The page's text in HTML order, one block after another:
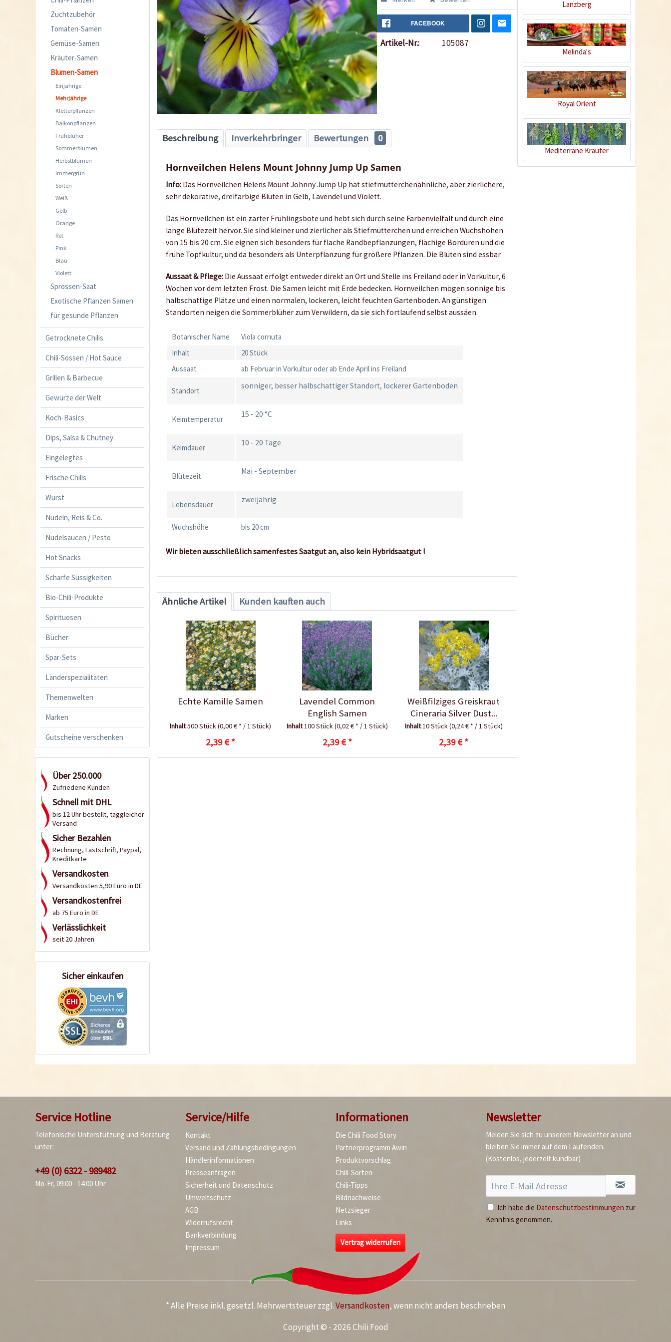
Zuchtzubehör
Tomaten-Samen
Gemüse-Samen
Kräuter-Samen
Blumen-Samen
Einjährige
Mehrjährige
Kletterpflanzen
Balkonpflanzen
Frühblüher
Sommerblumen
Herbstblumen
Immergrün
Sorten
Weiß
Gelb
Orange
Rot
Pink
Blau
Violett
Sprossen-Saat
Exotische Pflanzen Samen
für gesunde Pflanzen
Getrocknete Chilis
Chili-Sossen / Hot Sauce
Grillen & Barbecue
Gewürze der Welt
Koch-Basics
Dips, Salsa & Chutney
Eingelegtes
Frische Chilis
Wurst
Nudeln, Reis & Co.
Nudelsaucen / Pesto
Hot Snacks
Scharfe Süssigkeiten
Bio-Chili-Produkte
Spirituosen
Bücher
Spar-Sets
Länderspezialitäten
Themenwelten
Marken
Gutscheine verschenken
Über 250.000
Zufriedene Kunden
Schnell mit DHL
bis 12 Uhr bestellt, taggleicher
Versand
Sicher Bezahlen
Rechnung, Lastschrift, Paypal,
Kreditkarte
Versandkosten
Versandkosten 5,90 Euro in DE
Versandkostenfrei
ab 75 Euro in DE
Verlässlichkeit
seit 20 Jahren
Sicher einkaufen
FACEBOOK
Artikel-Nr.: 105087
Beschreibung Inverkehrbringer Bewertungen 0
Hornveilchen Helens Mount Johnny Jump Up Samen
Info: Das Hornveilchen Helens Mount Johnny Jump Up hat stiefmütterchenähnliche, aber zierlichere,
sehr dekorative, dreifarbige Blüten in Gelb, Lavendel und Violett.
Das Hornveilchen ist ein zarter Frühlingsbote und hebt sich durch seine Farbenvielfalt und durch eine
lange Blütezeit hervor. Sie sind kleiner und zierlicher als Stiefmütterchen und erreichen Wuchshöhen
von 15 bis 20 cm. Sie eignen sich besonders für flache Randbepflanzungen, flächige Bordüren und die
frühe Topfkultur, und da besonders als Unterpflanzung für größere Pflanzen. Die Blüten sind essbar.
Aussaat & Pflege: Die Aussaat erfolgt entweder direkt an Ort und Stelle ins Freiland oder in Vorkultur, 6
Wochen vor dem letzten Frost. Die Samen leicht mit Erde bedecken. Hornveilchen mögen sonnige bis
halbschattige Plätze und einen normalen, lockeren, leicht feuchten Gartenboden. An günstigen
Standorten neigen die Sommerblüher zum Verwildern, da sie sich fortlaufend selbst aussäen.
Botanischer Name
Viola cornuta
Inhalt
20 Stück
Aussaat
ab Februar in Vorkultur oder ab Ende April ins Freiland
Standort
sonniger, besser halbschattiger Standort, lockerer Gartenboden
Keimtemperatur
15 - 20 °C
Keimdauer
10 - 20 Tage
Blütezeit
Mai - September
Lebensdauer
zweijährig
Wuchshöhe bis 20 cm
Wir bieten ausschließlich samenfestes Saatgut an, also kein Hybridsaatgut !
Ähnliche Artikel Kunden kauften auch
Echte Kamille Samen
Inhalt500 Stück(0,00 € * / 1 Stück)
2,39 € *
Lavendel Common
English Samen
Inhalt100 Stück(0,02 € * / 1 Stück)
2,39 € *
Weißfilziges Greiskraut
Cineraria Silver Dust...
Inhalt10 Stück(0,24 € * / 1 Stück)
2,39 € *
Lanzberg
Melinda's
Royal Orient
Mediterrane Kräuter
Service Hotline
Telefonische Unterstützung und Beratung
unter:
+49 (0) 6322 - 989482
Mo-Fr, 09:00 - 14:00 Uhr
Service/Hilfe
Kontakt
Versand und Zahlungsbedingungen
Händlerinformationen
Presseanfragen
Sicherheit und Datenschutz
Umweltschutz
AGB
Widerrufsrecht
Bankverbindung
Impressum
Informationen
Die Chili Food Story
Partnerprogramm Awin
Produktvorschlag
Chili-Sorten
Chili-Tipps
Bildnachweise
Netzsieger
Links
Vertrag widerrufen
Newsletter
Melden Sie sich zu unserem Newsletter an und
bleiben Sie immer auf dem Laufenden.
(Kostenlos, jederzeit kündbar)
Ich habe die Datenschutzbestimmungen zur
Kenntnis genommen.
* Alle Preise inkl. gesetzl. Mehrwertsteuer zzgl.Versandkosten, wenn nicht anders beschrieben
Copyright © - 2026 Chili Food